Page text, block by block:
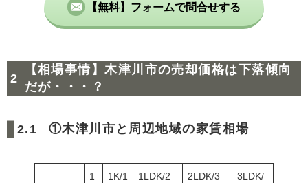
【無料】フォームで問合せする
【相場事情】木津川市の売却価格は下落傾向
だが・・・？
①木津川市と周辺地域の家賃相場
1
1K/1
1LDK/2
2LDK/3
3LDK/